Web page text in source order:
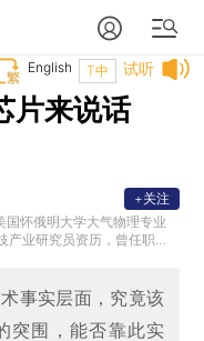
试听
T中
English
片来说话
国怀俄明大学大气物理专业
产业研究员资历，曾任职《
+关注
事实层面，究竟该
突围，能否靠此实